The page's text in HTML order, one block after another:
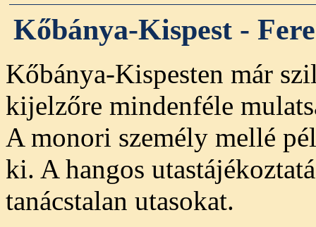
Kőbánya-Kispest -
Kőbánya-Kispesten már
kijelzőre mindenféle
A monori személy mellé
ki. A hangos
tanácstalan utasokat.